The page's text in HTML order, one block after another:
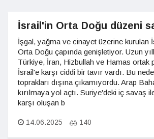
İsrail'in Orta Doğu düzeni
İşgal, yağma ve cinayet üzerine kurulan
Orta Doğu çapında genişletiyor. Uzun
Türkiye, İran, Hizbullah ve Hamas ortak
İsrail'e karşı ciddi bir tavır vardı. Bu
toprakları dışına çıkamıyordu. Arap
kırılmaya yol açtı. Suriye'deki iç savaş
karşı oluşan b
14.06.2025 140